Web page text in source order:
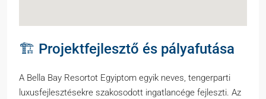
🏗️ Projektfejlesztő és pályafutása
A Bella Bay Resortot Egyiptom egyik neves, tengerparti
luxusfejlesztésekre szakosodott ingatlancége fejleszti. Az